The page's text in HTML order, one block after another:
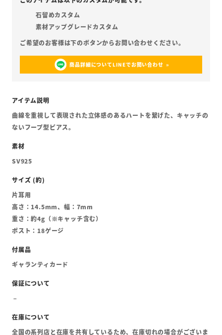
石留めカスタム
素材アップグレードカスタム
商品詳細についてLINEでお問い合わせ
曲線を重視して表現された立体感のあるハートを繋げた、キャッチの
ないフープ型ピアス。
SV925
片耳用
高さ：14.5mm、幅：7mm
重さ：約4g（※キャッチ含む）
ポスト：18ゲージ
ギャランティカード
全国の系列店と在庫を共有しているため、在庫切れの場合がございま